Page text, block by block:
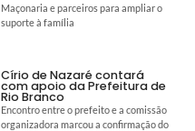
Maçonaria e parceiros para ampliar o
suporte à família
Círio de Nazaré contará
com apoio da Prefeitura de
Rio Branco
Encontro entre o prefeito e a comissão
organizadora marcou a confirmação do